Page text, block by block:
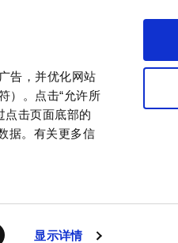
告，并优化网站
）。点击“允许所
点击页面底部的
据。有关更多信
显示详情